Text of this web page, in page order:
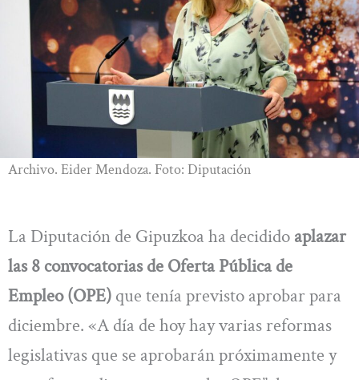
Archivo. Eider Mendoza. Foto: Diputación
La Diputación de Gipuzkoa ha decidido aplazar
las 8 convocatorias de Oferta Pública de
Empleo (OPE) que tenía previsto aprobar para
diciembre. «A día de hoy hay varias reformas
legislativas que se aprobarán próximamente y